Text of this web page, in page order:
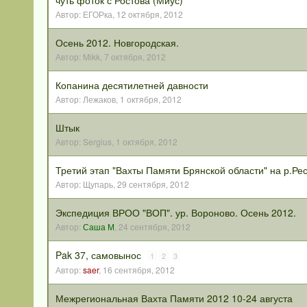
Автор: ЕГОРка, 12 октября, 2012
Осень 2012. Новгородская.
Автор: Mikk, 7 октября, 2012
Копанина десятилетней давности
Автор:Лежаков, 1 октября, 2012
Штык
Автор: Sergius, 1 октября, 2012
Третий этап "Вахты Памяти Брянской области" на
Автор: Щупарь,29 сентября, 2012
Экспедиция ВРОО "ВОП". ур. Вороново. Осень 2012.
Автор: Саша М, 24 сентября, 2012
Pak 37, самовынос 1 2 3
Автор:saer, 16 сентября, 2012
Межрегиональная Вахта Памяти 2012 10-24 августа